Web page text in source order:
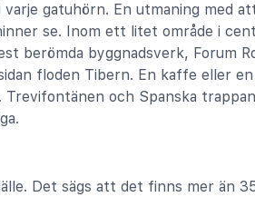
gatuhörn. En utmaning med
se. Inom ett litet område i
berömda byggnadsverk, Forum
floden Tibern. En kaffe eller
och Spanska
Det sägs att det finns mer än